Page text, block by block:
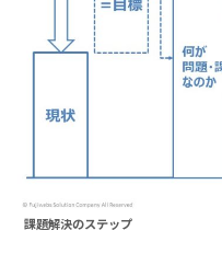
課題解決のステップ